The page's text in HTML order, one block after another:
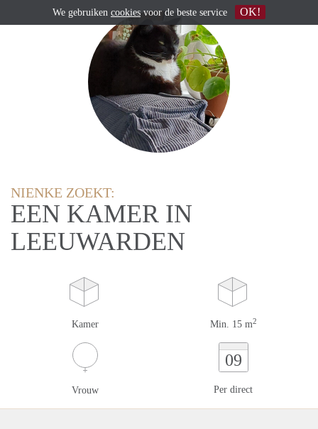
NIENKE ZOEKT:
EEN KAMER IN
LEEUWARDEN
Kamer Min. 15 m2
Vrouw
09
Per direct
We gebruiken cookies voor de beste service OK!